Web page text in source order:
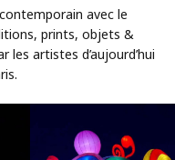
avec le
prints, objets &
les artistes d’aujourd’hui